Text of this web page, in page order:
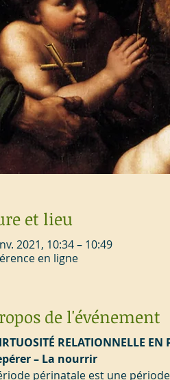
et lieu
2021, 10:34 – 10:49
en ligne
de l'événement
RELATIONNELLE EN
– La nourrir
périnatale est une